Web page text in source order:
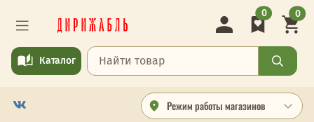
Режим работы магазинов
Каталог
0 0